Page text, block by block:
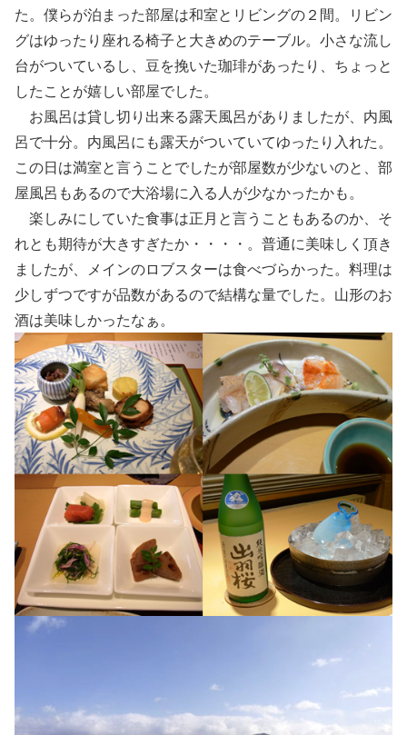
た。僕らが泊まった部屋は和室とリビングの２間。リビン
グはゆったり座れる椅子と大きめのテーブル。小さな流し
台がついているし、豆を挽いた珈琲があったり、ちょっと
したことが嬉しい部屋でした。
お風呂は貸し切り出来る露天風呂がありましたが、内風
呂で十分。内風呂にも露天がついていてゆったり入れた。
この日は満室と言うことでしたが部屋数が少ないのと、部
屋風呂もあるので大浴場に入る人が少なかったかも。
楽しみにしていた食事は正月と言うこともあるのか、そ
れとも期待が大きすぎたか・・・・。普通に美味しく頂き
ましたが、メインのロブスターは食べづらかった。料理は
少しずつですが品数があるので結構な量でした。山形のお
酒は美味しかったなぁ。